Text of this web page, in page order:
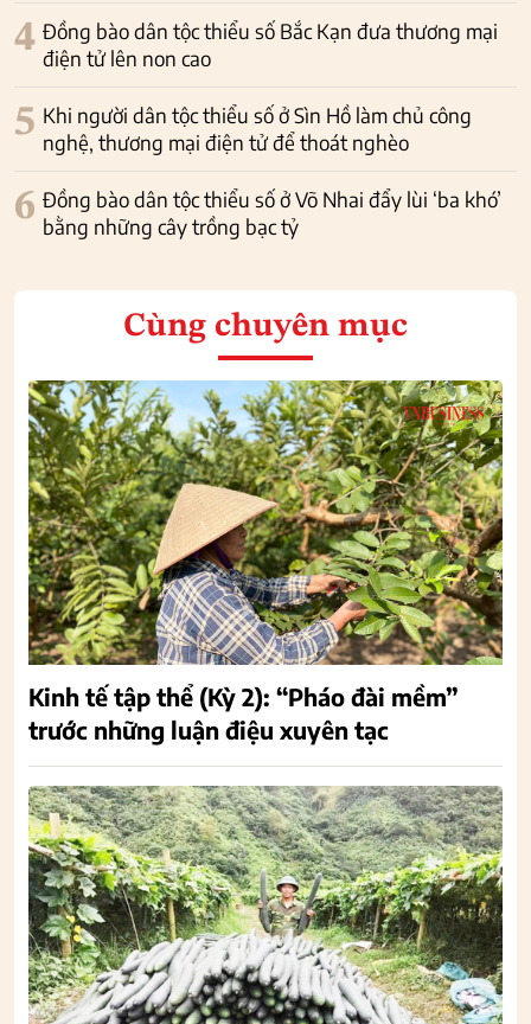
4 Đồng bào dân tộc thiểu số Bắc Kạn đưa thương mại
điện tử lên non cao
5 Khi người dân tộc thiểu số ở Sìn Hồ làm chủ công
nghệ, thương mại điện tử để thoát nghèo
6 Đồng bào dân tộc thiểu số ở Võ Nhai đẩy lùi ‘ba khó’
bằng những cây trồng bạc tỷ
Cùng chuyên mục
Kinh tế tập thể (Kỳ 2): “Pháo đài mềm”
trước những luận điệu xuyên tạc